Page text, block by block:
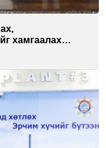
хамгаалах
сан нэгдэл” ХХК-